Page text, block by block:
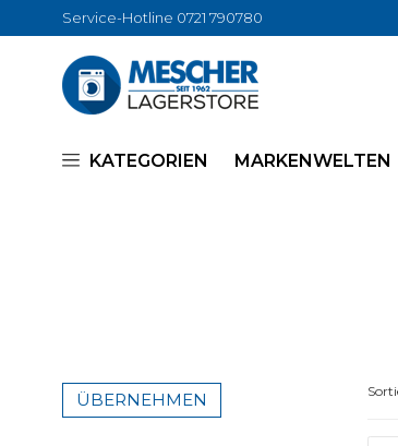
Service-Hotline 0721 790780
KATEGORIEN MARKENWELTEN
ÜBERNEHMEN